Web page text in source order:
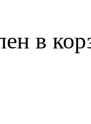
в